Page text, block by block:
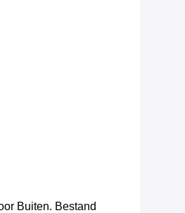
Buiten. Bestand